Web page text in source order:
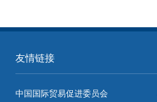
友情链接
中国国际贸易促进委员会